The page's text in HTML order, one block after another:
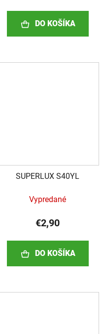
DO KOŠÍKA
SUPERLUX S40YL
Vypredané
€2,90
DO KOŠÍKA